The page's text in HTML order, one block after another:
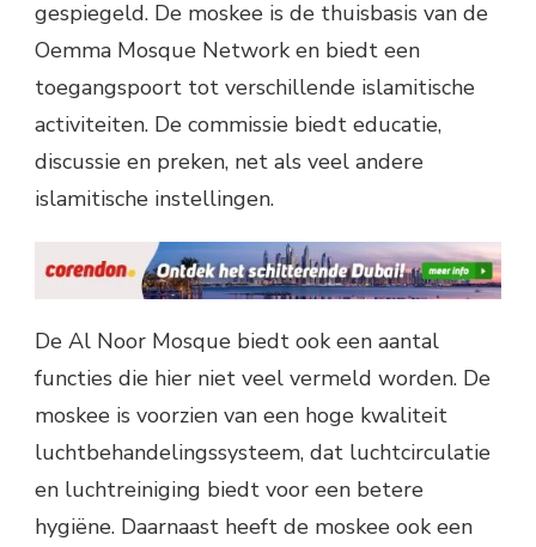
gespiegeld. De moskee is de thuisbasis van de
Oemma Mosque Network en biedt een
toegangspoort tot verschillende islamitische
activiteiten. De commissie biedt educatie,
discussie en preken, net als veel andere
islamitische instellingen.
De Al Noor Mosque biedt ook een aantal
functies die hier niet veel vermeld worden. De
moskee is voorzien van een hoge kwaliteit
luchtbehandelingssysteem, dat luchtcirculatie
en luchtreiniging biedt voor een betere
hygiëne. Daarnaast heeft de moskee ook een